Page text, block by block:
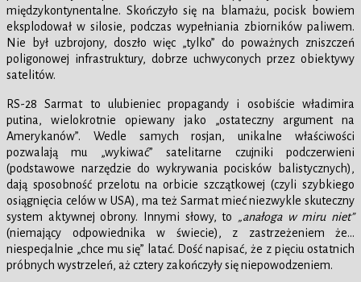
międzykontynentalne. Skończyło się na blamażu, pocisk bowiem
eksplodował w silosie, podczas wypełniania zbiorników paliwem.
Nie był uzbrojony, doszło więc „tylko” do poważnych zniszczeń
poligonowej infrastruktury, dobrze uchwyconych przez obiektywy
satelitów.
RS-28 Sarmat to ulubieniec propagandy i osobiście władimira
putina, wielokrotnie opiewany jako „ostateczny argument na
Amerykanów”. Wedle samych rosjan, unikalne właściwości
pozwalają mu „wykiwać” satelitarne czujniki podczerwieni
(podstawowe narzędzie do wykrywania pocisków balistycznych),
dają sposobność przelotu na orbicie szczątkowej (czyli szybkiego
osiągnięcia celów w USA), ma też Sarmat mieć niezwykle skuteczny
system aktywnej obrony. Innymi słowy, to
„anałoga w miru niet”
(niemający odpowiednika w świecie), z zastrzeżeniem że…
niespecjalnie „chce mu się” latać. Dość napisać, że z pięciu ostatnich
próbnych wystrzeleń, aż cztery zakończyły się niepowodzeniem.